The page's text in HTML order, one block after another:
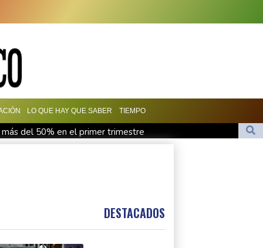
LO QUE HAY QUE SABER TIEMPO
del 50% en el primer trimestre
contra la gripe de Moderna
al campeón en la Leagues Cup
DESTACADOS